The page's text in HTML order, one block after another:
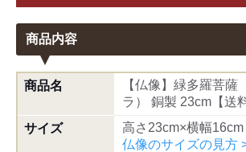
商品内容
商品名
【仏像】緑多羅菩薩
ラ） 銅製 23cm【送
サイズ
高さ23cm×横幅16cm
仏像のサイズの見方